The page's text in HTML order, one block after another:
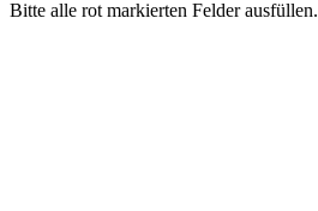
Bitte alle rot markierten Felder ausfüllen.